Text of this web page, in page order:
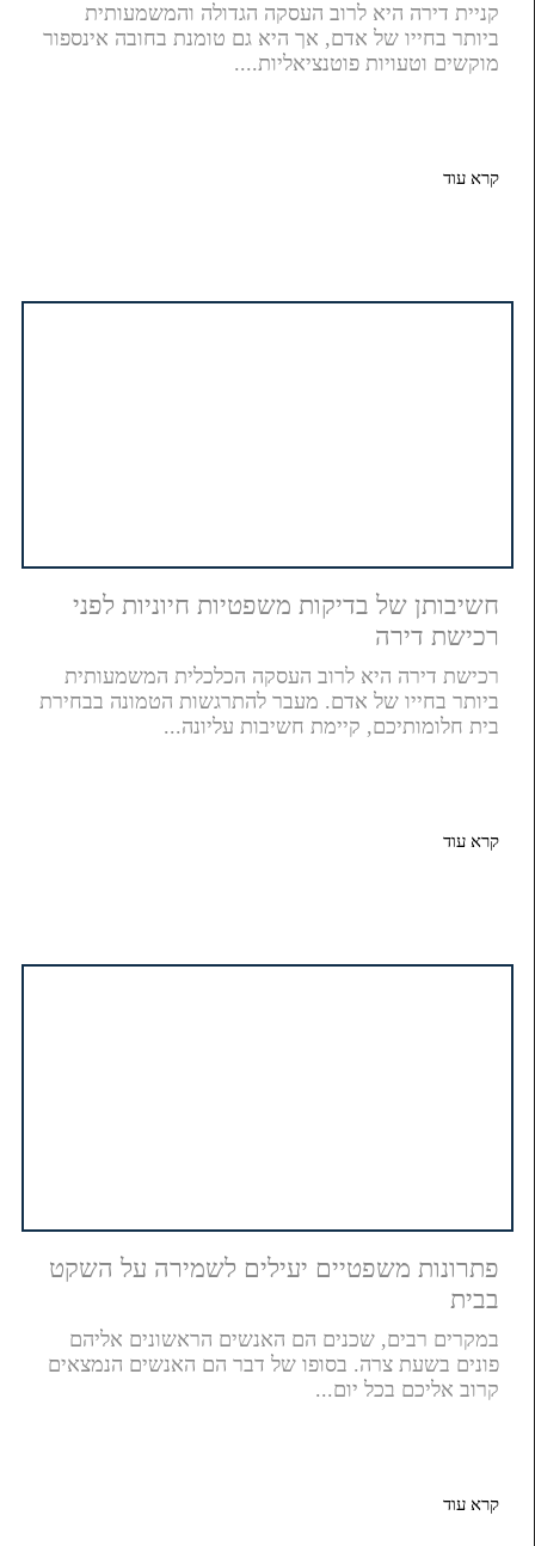
קניית דירה היא לרוב העסקה הגדולה והמשמעותית
ביותר בחייו של אדם, אך היא גם טומנת בחובה אינספור
מוקשים וטעויות פוטנציאליות....
קרא עוד
חשיבותן של בדיקות משפטיות חיוניות לפני
רכישת דירה
רכישת דירה היא לרוב העסקה הכלכלית המשמעותית
ביותר בחייו של אדם. מעבר להתרגשות הטמונה בבחירת
בית חלומותיכם, קיימת חשיבות עליונה...
קרא עוד
פתרונות משפטיים יעילים לשמירה על השקט
בבית
במקרים רבים, שכנים הם האנשים הראשונים אליהם
פונים בשעת צרה. בסופו של דבר הם האנשים הנמצאים
קרוב אליכם בכל יום...
קרא עוד